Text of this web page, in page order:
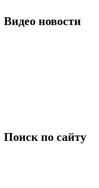
Видео новости
Поиск по сайту